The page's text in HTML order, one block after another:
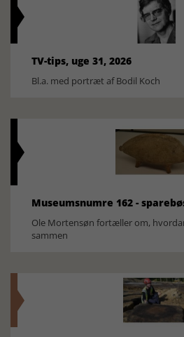
TV-tips, uge 31, 2026
Bl.a. med portræt af Bodil Koch
Museumsnumre 162 -
Ole Mortensøn fortæller om,
sammen